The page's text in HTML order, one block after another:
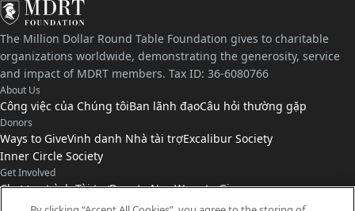
The Million Dollar Round Table Foundation gives to charitable
organizations worldwide, demonstrating the generosity, service
and impact of MDRT members. Tax ID: 36-6080766
About Us
Công việc của Chúng tôiBan lãnh đạoCâu hỏi thường gặp
Donors
Ways to GiveVinh danh Nhà tài trợExcalibur Society
Inner Circle Society
Get Involved
Chương trình Tài trợDonate NowWays to Give
Connect with Us